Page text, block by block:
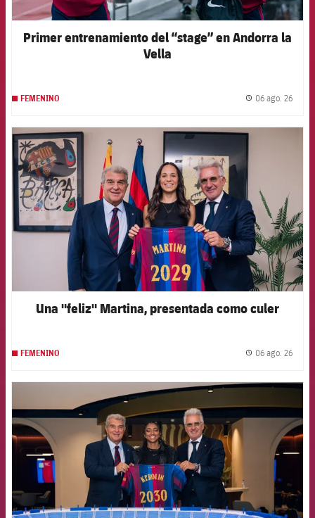
Primer entrenamiento del “stage” en Andorra la
Vella
FEMENINO 06 ago. 26
FCB Barcelona badge
Una "feliz" Martina, presentada como culer
FEMENINO 06 ago. 26
FCB Barcelona badge